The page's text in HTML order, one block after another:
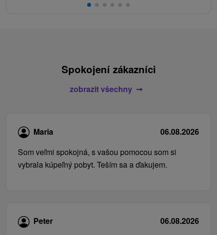
Spokojení zákazníci
zobrazit všechny
Maria
06.08.2026
Som veľmi spokojná, s vašou pomocou som si
vybrala kúpeľný pobyt. Teším sa a ďakujem.
Peter
06.08.2026